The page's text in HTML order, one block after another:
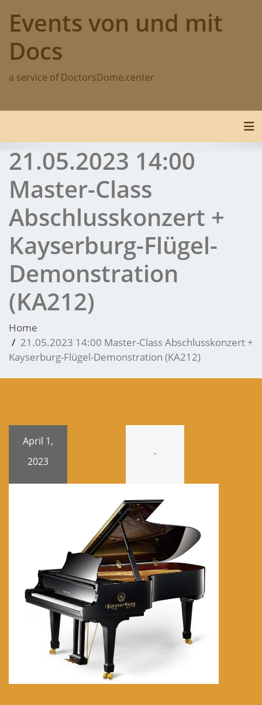
content
Events von und mit
Docs
a service of DoctorsDome.center
21.05.2023 14:00
Master-Class
Abschlusskonzert +
Kayserburg-Flügel-
Demonstration
(KA212)
Home
21.05.2023 14:00 Master-Class Abschlusskonzert +
Kayserburg-Flügel-Demonstration (KA212)
April 1,
2023
-